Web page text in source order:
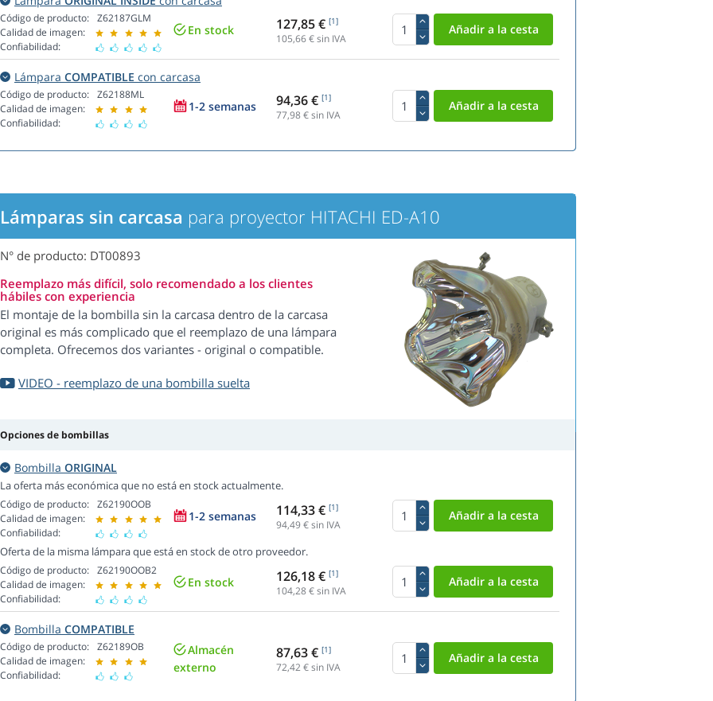
Código de producto:
Calidad de imagen:
Confiabilidad:
Z62187GLM
En stock 127,85 € [1]
105,66€ sin IVA
Lámpara COMPATIBLE con carcasa
Código de producto:
Calidad de imagen:
Confiabilidad:
Z62188ML
1-2 semanas 94,36 € [1]
77,98€ sin IVA
Lámparas sin carcasa para proyector HITACHI ED-A10
N° de producto: DT00893
Reemplazo más difícil, solo recomendado a los clientes
hábiles con experiencia
El montaje de la bombilla sin la carcasa dentro de la carcasa
original es más complicado que el reemplazo de una lámpara
completa. Ofrecemos dos variantes - original o compatible.
VIDEO - reemplazo de una bombilla suelta
Opciones de bombillas
Bombilla ORIGINAL
La oferta más económica que no está en stock actualmente.
Código de producto:
Calidad de imagen:
Confiabilidad:
Z62190OOB
1-2 semanas 114,33 € [1]
94,49€ sin IVA
Oferta de la misma lámpara que está en stock de otro proveedor.
Código de producto:
Calidad de imagen:
Confiabilidad:
Z62190OOB2
En stock 126,18 € [1]
104,28€ sin IVA
Bombilla COMPATIBLE
Código de producto:
Calidad de imagen:
Confiabilidad:
Z62189OB
Almacén
externo
87,63 € [1]
72,42€ sin IVA